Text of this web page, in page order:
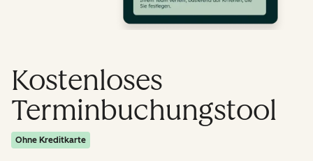
Kostenloses
Terminbuchungstool
Ohne Kreditkarte